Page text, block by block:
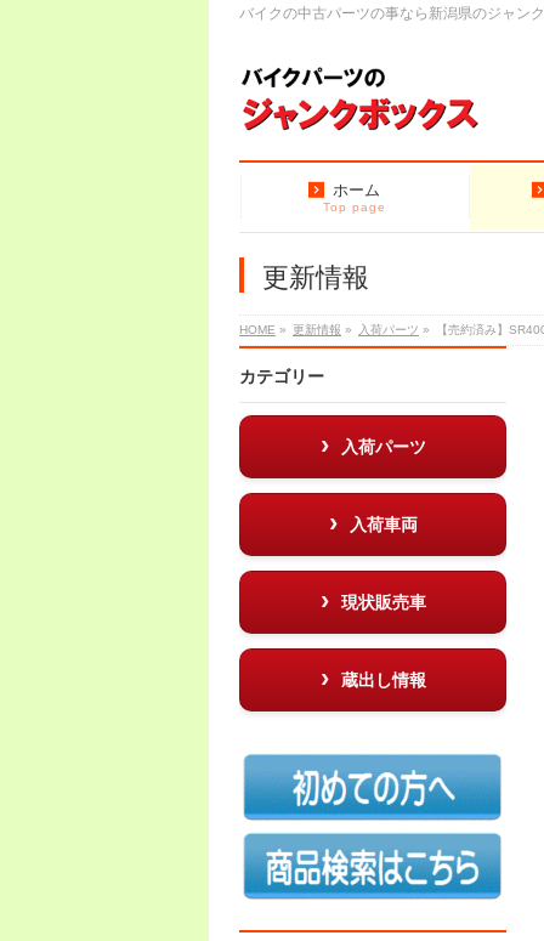
バイクの中古パーツの事なら新潟県のジャン
ホーム
Top page
更新情報
HOME » 更新情報 » 入荷パーツ » 【売約済み】
カテゴリー
入荷パーツ
入荷車両
現状販売車
蔵出し情報